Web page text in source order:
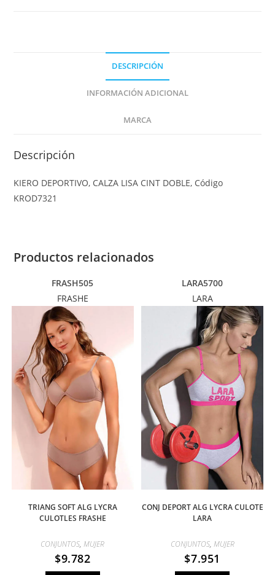
DESCRIPCIÓN
INFORMACIÓN ADICIONAL
MARCA
Descripción
KIERO DEPORTIVO, CALZA LISA CINT DOBLE, Código
KROD7321
Productos relacionados
FRASH505
FRASHE
TRIANG SOFT ALG LYCRA
CULOTLES FRASHE
CONJUNTOS,MUJER
$9.782
LARA5700
LARA
CONJ DEPORT ALG LYCRA CULOTE
LARA
CONJUNTOS, MUJER
$7.951